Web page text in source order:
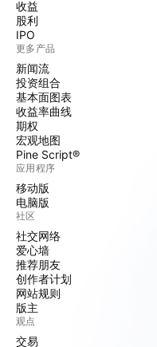
收益
股利
IPO
更多产品
新闻流
投资组合
基本面图表
收益率曲线
期权
宏观地图
Pine Script®
应用程序
移动版
电脑版
社区
社交网络
爱心墙
推荐朋友
创作者计划
网站规则
版主
观点
交易